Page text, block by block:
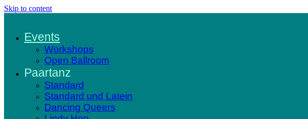
Skip to content
Events
Workshops
Open Ballroom
Paartanz
Standard
Standard und Latein
Dancing Queers